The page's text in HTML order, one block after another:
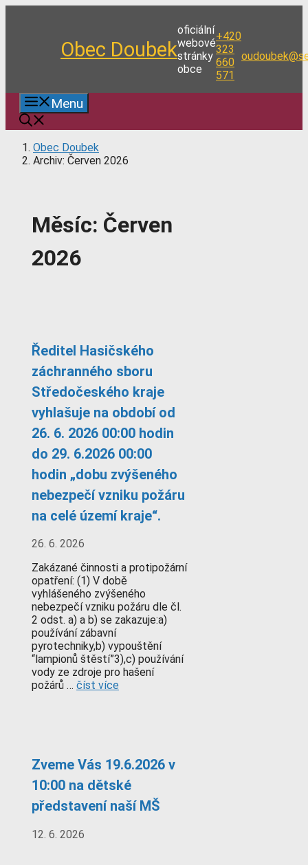
Obec Doubek
oficiální
webové
stránky
obce
+420
323
660
571
Menu
Obec Doubek
Archiv: Červen 2026
Měsíc: Červen
2026
Ředitel Hasičského
záchranného sboru
Středočeského kraje
vyhlašuje na období od
26. 6. 2026 00:00 hodin
do 29. 6.2026 00:00
hodin „dobu zvýšeného
nebezpečí vzniku požáru
na celé území kraje“.
26. 6. 2026
Zakázané činnosti a protipožární
opatření: (1) V době
vyhlášeného zvýšeného
nebezpečí vzniku požáru dle čl.
2 odst. a) a b) se zakazuje:a)
používání zábavní
pyrotechniky,b) vypouštění
“lampionů štěstí”3),c) používání
vody ze zdroje pro hašení
požárů … číst více
Zveme Vás 19.6.2026 v
10:00 na dětské
představení naší MŠ
12. 6. 2026